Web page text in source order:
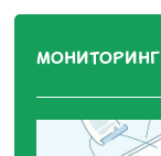
МОНИТОРИНГ